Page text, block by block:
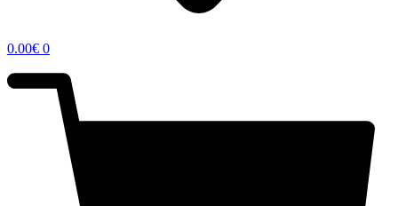
0.00€ 0